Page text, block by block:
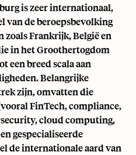
is zeer internationaal,
van de beroepsbevolking
Frankrijk, België en
in het Groothertogdom
een breed scala aan
Belangrijke
zijn, omvatten die
FinTech, compliance,
cloud computing,
gespecialiseerde
de internationale aard van